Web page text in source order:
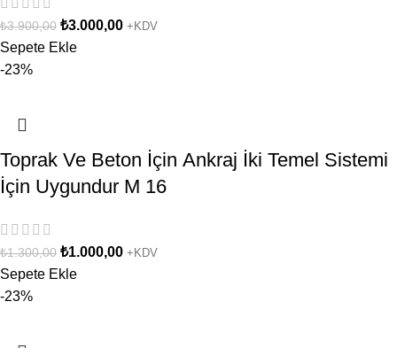
₺3.900,00 ₺3.000,00 +KDV
Sepete Ekle
-23%
Toprak Ve Beton İçin Ankraj İki Temel Sistemi
İçin Uygundur M 16
₺1.300,00 ₺1.000,00 +KDV
Sepete Ekle
-23%